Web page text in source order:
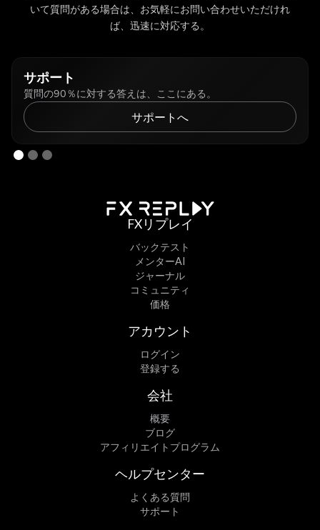
いて質問がある場合は、お気軽にお問い合わせいただけれ
ば、迅速に対応する。
サポート
質問の90％に対する答えは、ここにある。
サポートへ
FXリプレイ
バックテスト
メンターAI
ジャーナル
コミュニティ
価格
アカウント
ログイン
登録する
会社
概要
ブログ
アフィリエイトプログラム
ヘルプセンター
よくある質問
サポート